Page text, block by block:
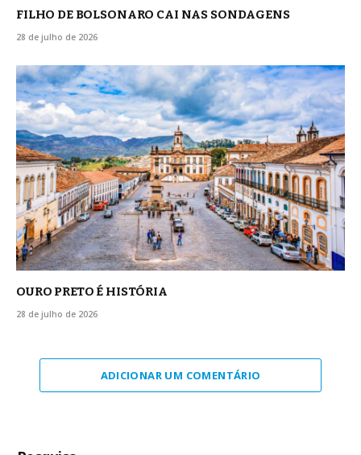
FILHO DE BOLSONARO CAI NAS SONDAGENS
28 de julho de 2026
OURO PRETO É HISTÓRIA
28 de julho de 2026
ADICIONAR UM COMENTÁRIO